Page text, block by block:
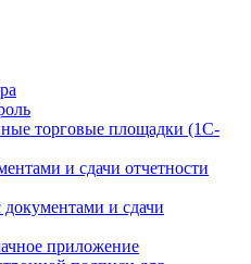
торговые площадки (1С-
и сдачи отчетности
документами и сдачи
приложение